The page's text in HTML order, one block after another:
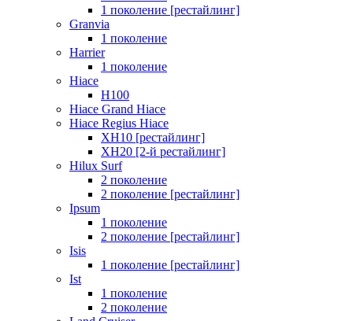
1 поколение [рестайлинг]
Granvia
1 поколение
Harrier
1 поколение
Hiace
H100
Hiace Grand Hiace
Hiace Regius Hiace
XH10 [рестайлинг]
XH20 [2-й рестайлинг]
Hilux Surf
2 поколение
2 поколение [рестайлинг]
Ipsum
1 поколение
2 поколение [рестайлинг]
Isis
1 поколение [рестайлинг]
Ist
1 поколение
2 поколение